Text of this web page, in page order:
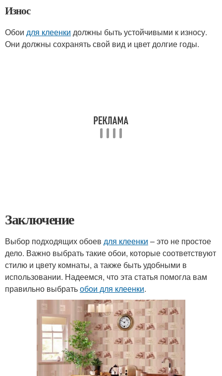
Износ
Обои для клеенки должны быть устойчивыми к износу.
Они должны сохранять свой вид и цвет долгие годы.
Заключение
Выбор подходящих обоев для клеенки – это не простое
дело. Важно выбрать такие обои, которые соответствуют
стилю и цвету комнаты, а также быть удобными в
использовании. Надеемся, что эта статья помогла вам
правильно выбратьобои для клеенки.